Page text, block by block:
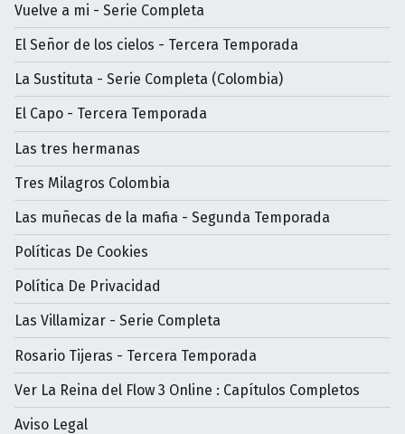
Vuelve a mi - Serie Completa
El Señor de los cielos - Tercera Temporada
La Sustituta - Serie Completa (Colombia)
El Capo - Tercera Temporada
Las tres hermanas
Tres Milagros Colombia
Las muñecas de la mafia - Segunda Temporada
Políticas De Cookies
Política De Privacidad
Las Villamizar - Serie Completa
Rosario Tijeras - Tercera Temporada
Ver La Reina del Flow 3 Online : Capítulos Completos
Aviso Legal